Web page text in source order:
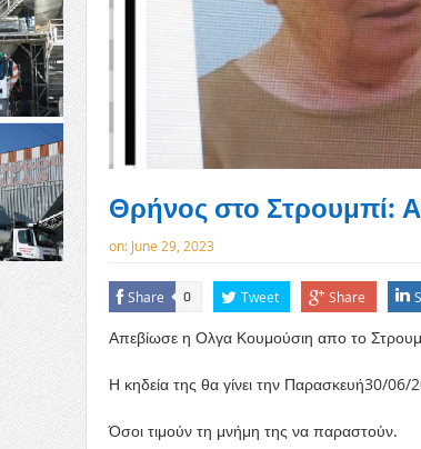
Θρήνος στο Στρουμπί:
on: June 29, 2023
Share 0 Tweet Share
Απεβίωσε η Ολγα Κουμούσιη απο το
Η κηδεία της θα γίνει την Παρασκευή30/
Όσοι τιμούν τη μνήμη της να παραστούν.